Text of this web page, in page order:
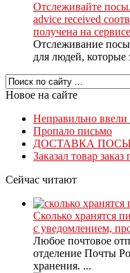
Отслеживайте
advice received
получена на
Отслеживание
для людей, которые
Новое на сайте
Неправильно ввели
Пропало письмо
ДОСТАВКА
Заказал товар
Сейчас читают
Сколько хранятся
с уведомлением,
Любое почтовое
отделение Почты
хранения. ...